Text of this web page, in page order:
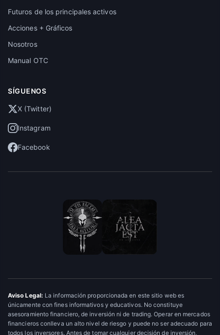
Futuros de los principales activos
Acciones + Gráficos
Nosotros
Manual OTC
SÍGUENOS
X (Twitter)
Instagram
Facebook
Aviso Legal: La información proporcionada en este sitio web es
únicamente con fines informativos y educativos. No constituye
asesoramiento financiero, de inversión ni de trading. Operar en mercados
financieros conlleva un alto nivel de riesgo y puede no ser adecuado para
todos los inversores. Antes de tomar cualquier decisión de inversión,